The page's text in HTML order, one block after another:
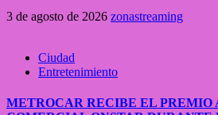
3 de agosto de 2026 zonastreaming
Ciudad
Entretenimiento
METROCAR RECIBE EL PREMIO